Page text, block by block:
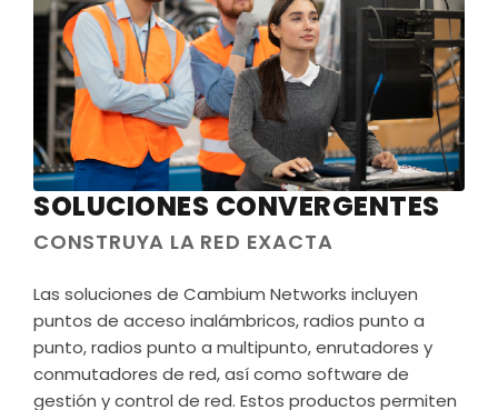
SOLUCIONES CONVERGENTES
CONSTRUYA LA RED EXACTA
Las soluciones de Cambium Networks incluyen
puntos de acceso inalámbricos, radios punto a
punto, radios punto a multipunto, enrutadores y
conmutadores de red, así como software de
gestión y control de red. Estos productos permiten